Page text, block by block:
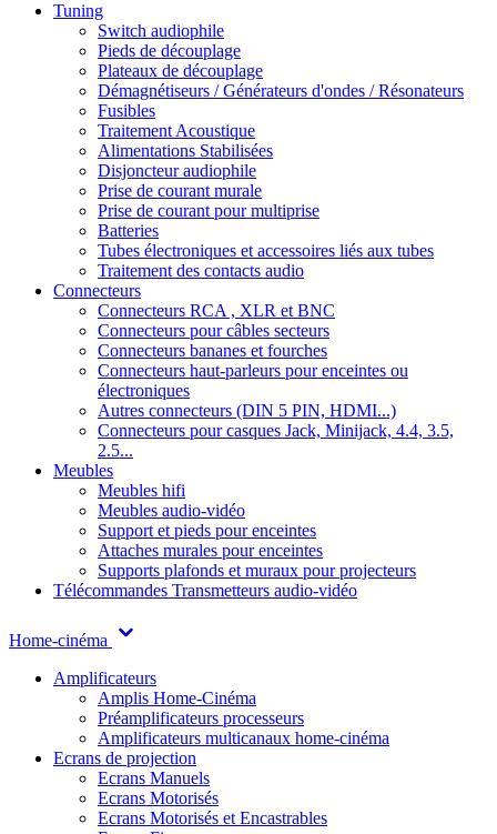
Tuning
Switch audiophile
Pieds de découplage
Plateaux de découplage
Démagnétiseurs / Générateurs d'ondes / Résonateurs
Fusibles
Traitement Acoustique
Alimentations Stabilisées
Disjoncteur audiophile
Prise de courant murale
Prise de courant pour multiprise
Batteries
Tubes électroniques et accessoires liés aux tubes
Traitement des contacts audio
Connecteurs
Connecteurs RCA , XLR et BNC
Connecteurs pour câbles secteurs
Connecteurs bananes et fourches
Connecteurs haut-parleurs pour enceintes ou
électroniques
Autres connecteurs (DIN 5 PIN, HDMI...)
Connecteurs pour casques Jack, Minijack, 4.4, 3.5,
2.5...
Meubles
Meubles hifi
Meubles audio-vidéo
Support et pieds pour enceintes
Attaches murales pour enceintes
Supports plafonds et muraux pour projecteurs
Télécommandes Transmetteurs audio-vidéo
Home-cinéma
Amplificateurs
Amplis Home-Cinéma
Préamplificateurs processeurs
Amplificateurs multicanaux home-cinéma
Ecrans de projection
Ecrans Manuels
Ecrans Motorisés
Ecrans Motorisés et Encastrables